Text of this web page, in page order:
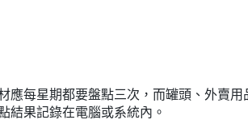
應每星期都要盤點三次，而罐頭、外賣用
結果記錄在電腦或系統內。